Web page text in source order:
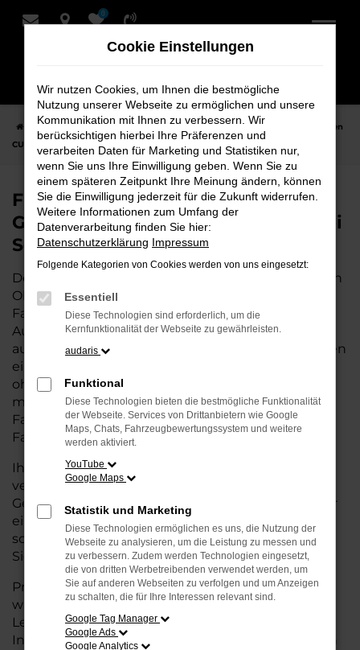
Zum
0
Startseite Oldenburg CUPRA CUPRA Terramar
Finden Sie Ihren
CUPRA Terramar Gebrauchtwagen für Oldenburg bei Schmidt + Koch
Finden Sie Ihren CUPRA Terramar
Gebrauchtwagen für Oldenburg bei
Schmidt + Koch
Der CUPRA Terramar ist die perfekte Wahl für alle in
Oldenburg, die ein zuverlässiges und modernes
Fahrzeug suchen.Mit seiner erstklassigen
Ausstattung, der niedrigen Laufleistung und der
ausgezeichneten Pflege ist dieser Gebrauchtwagen
eine kostengünstige Alternative zum Neuwagen,
ohne auf Komfort und Qualität verzichten zu
müssen. Ob im Stadtverkehr oder für längere
Fahrten, der Terramar überzeugt durch
Fahrkomfort, Sicherheit und Wirtschaftlichkeit.
Ihr CUPRA Autohaus in Oldenburg ist Ihr
vertrauenswürdiger Partner, wenn es um
Gebrauchtwagen geht. Wir bieten Ihnen nicht nur
eine große Auswahl an geprüften Fahrzeugen,
sondern auch eine fachkundige Beratung, damit
Sie das für Sie passende Modell finden.
Profitieren Sie von unseren zusätzlichenServices
wie attraktiven Finanzierungsmöglichkeiten,
Leasingangeboten und der bequemen
Inzahlungnahme Ihres alten Fahrzeugs. Besuchen
Cookie Einstellungen
Wir nutzen Cookies, um Ihnen die bestmögliche
Nutzung unserer Webseite zu ermöglichen und unsere
Kommunikation mit Ihnen zu verbessern. Wir
berücksichtigen hierbei Ihre Präferenzen und
verarbeiten Daten für Marketing und Statistiken nur,
wenn Sie uns Ihre Einwilligung geben. Wenn Sie zu
einem späteren Zeitpunkt Ihre Meinung ändern, können
Sie die Einwilligung jederzeit für die Zukunft widerrufen.
Weitere Informationen zum Umfang der
Datenverarbeitung finden Sie hier:
Datenschutzerklärung Impressum
Folgende Kategorien von Cookies werden von uns eingesetzt:
Essentiell
Diese Technologien sind erforderlich, um die
Kernfunktionalität der Webseite zu gewährleisten.
audaris
Funktional
Diese Technologien bieten die bestmögliche Funktionalität
der Webseite. Services von Drittanbietern wie Google
Maps, Chats, Fahrzeugbewertungssystem und weitere
werden aktiviert.
YouTube
Google Maps
Statistik und Marketing
Diese Technologien ermöglichen es uns, die Nutzung der
Webseite zu analysieren, um die Leistung zu messen und
zu verbessern. Zudem werden Technologien eingesetzt,
die von dritten Werbetreibenden verwendet werden, um
Sie auf anderen Webseiten zu verfolgen und um Anzeigen
zu schalten, die für Ihre Interessen relevant sind.
Google Tag Manager
Google Ads
Google Analytics